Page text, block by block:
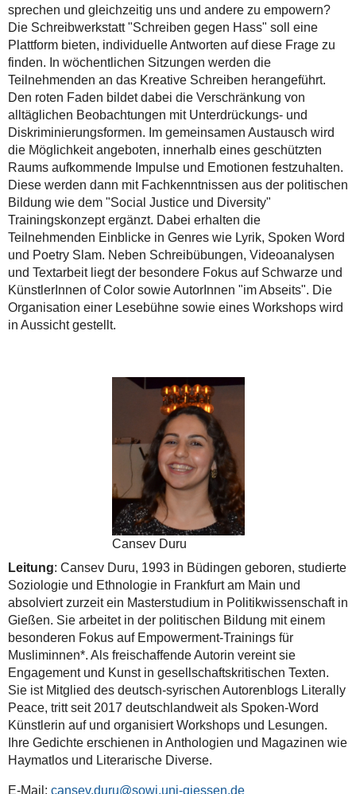
sprechen und gleichzeitig uns und andere zu empowern?
Die Schreibwerkstatt "Schreiben gegen Hass" soll eine
Plattform bieten, individuelle Antworten auf diese Frage zu
finden. In wöchentlichen Sitzungen werden die
Teilnehmenden an das Kreative Schreiben herangeführt.
Den roten Faden bildet dabei die Verschränkung von
alltäglichen Beobachtungen mit Unterdrückungs- und
Diskriminierungsformen. Im gemeinsamen Austausch wird
die Möglichkeit angeboten, innerhalb eines geschützten
Raums aufkommende Impulse und Emotionen festzuhalten.
Diese werden dann mit Fachkenntnissen aus der politischen
Bildung wie dem "Social Justice und Diversity"
Trainingskonzept ergänzt. Dabei erhalten die
Teilnehmenden Einblicke in Genres wie Lyrik, Spoken Word
und Poetry Slam. Neben Schreibübungen, Videoanalysen
und Textarbeit liegt der besondere Fokus auf Schwarze und
KünstlerInnen of Color sowie AutorInnen "im Abseits". Die
Organisation einer Lesebühne sowie eines Workshops wird
in Aussicht gestellt.
Cansev Duru
Leitung: Cansev Duru, 1993 in Büdingen geboren, studierte
Soziologie und Ethnologie in Frankfurt am Main und
absolviert zurzeit ein Masterstudium in Politikwissenschaft in
Gießen. Sie arbeitet in der politischen Bildung mit einem
besonderen Fokus auf Empowerment-Trainings für
Musliminnen*. Als freischaffende Autorin vereint sie
Engagement und Kunst in gesellschaftskritischen Texten.
Sie ist Mitglied des deutsch-syrischen Autorenblogs Literally
Peace, tritt seit 2017 deutschlandweit als Spoken-Word
Künstlerin auf und organisiert Workshops und Lesungen.
Ihre Gedichte erschienen in Anthologien und Magazinen wie
Haymatlos und Literarische Diverse.
E-Mail: cansev.duru@sowi.uni-giessen.de